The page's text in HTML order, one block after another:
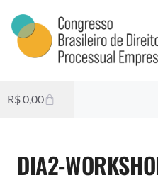
R$0,00
DIA2-